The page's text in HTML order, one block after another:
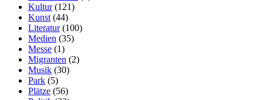
Kultur(121)
Kunst (44)
Literatur(100)
Medien (35)
Messe (1)
Migranten (2)
Musik (30)
Park (5)
Plätze (56)